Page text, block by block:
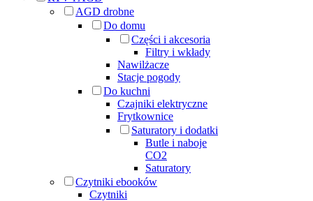
AGD drobne
Do domu
Części i akcesoria
Filtry i wkłady
Nawilżacze
Stacje pogody
Do kuchni
Czajniki elektryczne
Frytkownice
Saturatory i dodatki
Butle i naboje
CO2
Saturatory
Czytniki ebooków
Czytniki